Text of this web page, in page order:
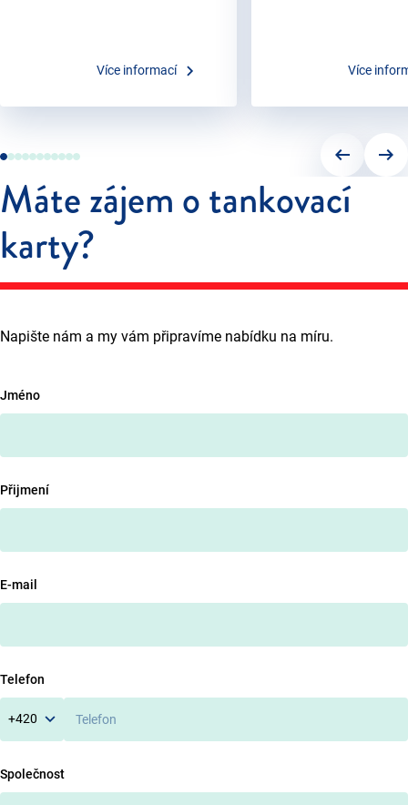
Více informací keyboard_arrow_right Více
arrow_left_alt arrow_right_alt
Máte zájem o tankovací
karty?
Napište nám a my vám připravíme nabídku na míru.
Jméno
Přijmení
E-mail
Telefon
+420
Společnost